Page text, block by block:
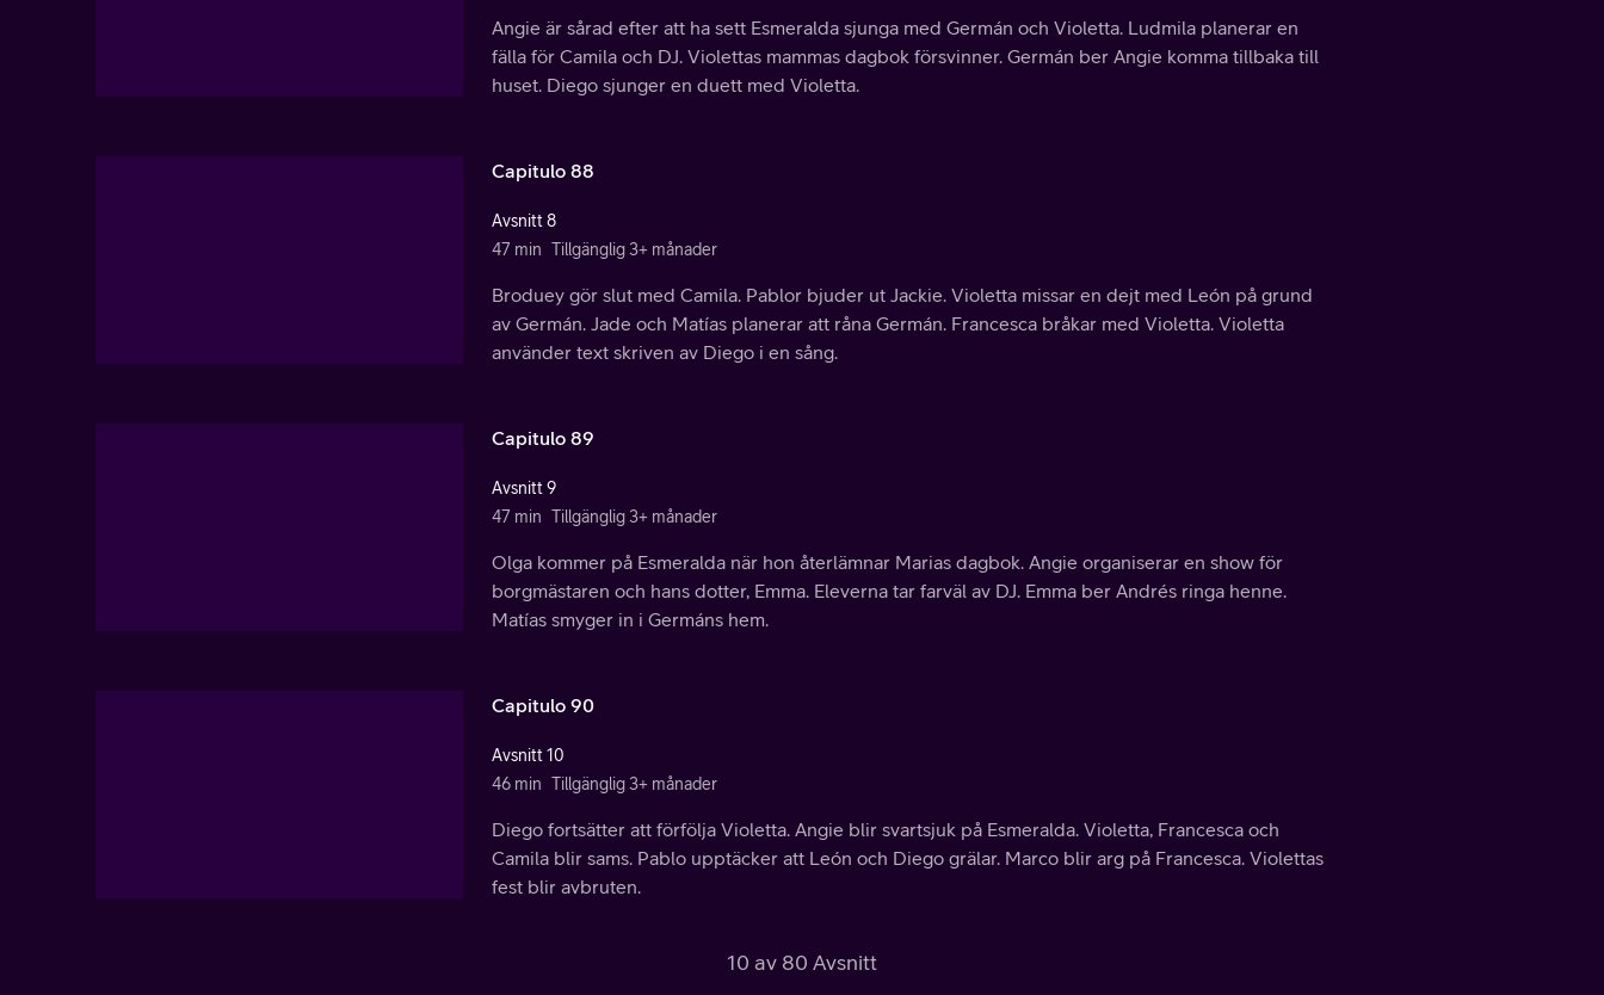
Angie är sårad efter att ha sett Esmeralda sjunga med Germán och Violetta. Ludmila planerar en
fälla för Camila och DJ. Violettas mammas dagbok försvinner. Germán ber Angie komma tillbaka till
huset. Diego sjunger en duett med Violetta.
Capitulo 88
Avsnitt 8
47 min Tillgänglig 3+ månader
Broduey gör slut med Camila. Pablor bjuder ut Jackie. Violetta missar en dejt med León på grund
av Germán. Jade och Matías planerar att råna Germán. Francesca bråkar med Violetta. Violetta
använder text skriven av Diego i en sång.
Capitulo 89
Avsnitt 9
47 min Tillgänglig 3+ månader
Olga kommer på Esmeralda när hon återlämnar Marias dagbok. Angie organiserar en show för
borgmästaren och hans dotter, Emma. Eleverna tar farväl av DJ. Emma ber Andrés ringa henne.
Matías smyger in i Germáns hem.
Capitulo 90
Avsnitt 10
46 min Tillgänglig 3+ månader
Diego fortsätter att förfölja Violetta. Angie blir svartsjuk på Esmeralda. Violetta, Francesca och
Camila blir sams. Pablo upptäcker att León och Diego grälar. Marco blir arg på Francesca. Violettas
fest blir avbruten.
10 av 80 Avsnitt